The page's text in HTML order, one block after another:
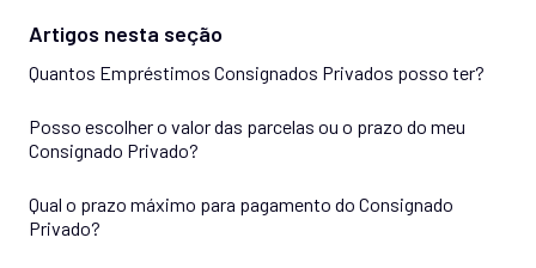
Artigos nesta seção
Quantos Empréstimos Consignados Privados posso ter?
Posso escolher o valor das parcelas ou o prazo do meu
Consignado Privado?
Qual o prazo máximo para pagamento do Consignado
Privado?